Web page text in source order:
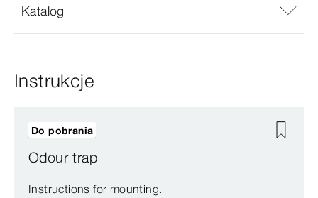
Katalog
Instrukcje
Odour trap
Instructions for mounting.
Do pobrania